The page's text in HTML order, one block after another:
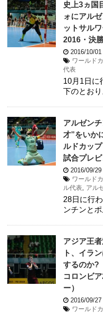
史上3ヵ
ォにアル
ットサル
2016・決
2016/10/01
ワールド
代表
10月1日に
下のとお
アルゼン
才”をいか
ルドカッ
試合プレビ
2016/09/29
ワールド
ル代表, アル
28日に行
ンチンと
アジア王
ト、イラ
するのか?
コロンビ
ー）
2016/09/27
ワールド